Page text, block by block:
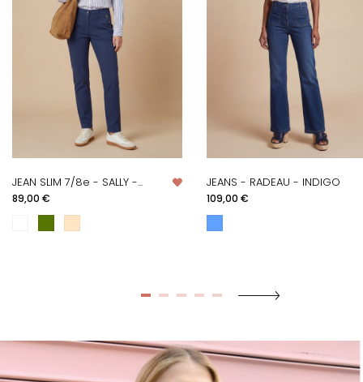
JEAN SLIM 7/8e - SALLY -...
Prix
89,00 €
JEANS - RADEAU - INDIGO
Prix
109,00 €